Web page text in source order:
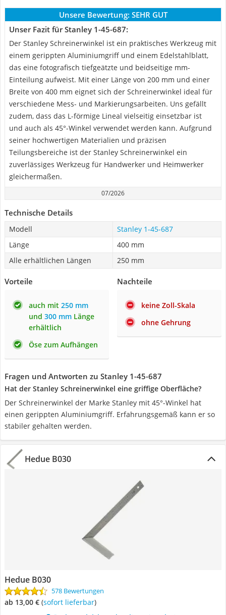
Unsere Bewertung: SEHR GUT
Unser Fazit für Stanley 1-45-687:
Der Stanley Schreinerwinkel ist ein praktisches Werkzeug mit
einem gerippten Aluminiumgriff und einem Edelstahlblatt,
das eine fotografisch tiefgeätzte und beidseitige mm-
Einteilung aufweist. Mit einer Länge von 200 mm und einer
Breite von 400 mm eignet sich der Schreinerwinkel ideal für
verschiedene Mess- und Markierungsarbeiten. Uns gefällt
zudem, dass das L-förmige Lineal vielseitig einsetzbar ist
und auch als 45°-Winkel verwendet werden kann. Aufgrund
seiner hochwertigen Materialien und präzisen
Teilungsbereiche ist der Stanley Schreinerwinkel ein
zuverlässiges Werkzeug für Handwerker und Heimwerker
gleichermaßen.
07/2026
Technische Details
Modell
Stanley 1-45-687
Länge
400 mm
Alle erhältlichen Längen
250 mm
Vorteile
auch mit 250 mm
und 300 mm Länge
erhältlich
Öse zum Aufhängen
Nachteile
keine Zoll-Skala
ohne Gehrung
Fragen und Antworten zu Stanley 1-45-687
Hat der Stanley Schreinerwinkel eine griffige Oberfläche?
Der Schreinerwinkel der Marke Stanley mit 45°-Winkel hat
einen gerippten Aluminiumgriff. Erfahrungsgemäß kann er so
stabiler gehalten werden.
Hedue B030
Hedue B030
578 Bewertungen
ab 13,00 € ( Sofort lieferbar)